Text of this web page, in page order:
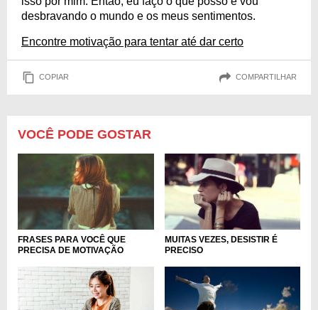
desbravando o mundo e os meus sentimentos.
Encontre motivação para tentar até dar certo
COPIAR COMPARTILHAR
VOCÊ PODE GOSTAR
FRASES PARA VOCÊ QUE
PRECISA DE MOTIVAÇÃO
MUITAS VEZES, DESISTIR É
PRECISO